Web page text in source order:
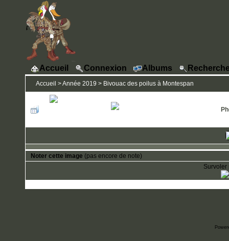
Accueil Connexion Albums
Accueil >Année 2019 > Bivouac des poilus à Montespan
Noter cette image (pas encore de note)
Survoler